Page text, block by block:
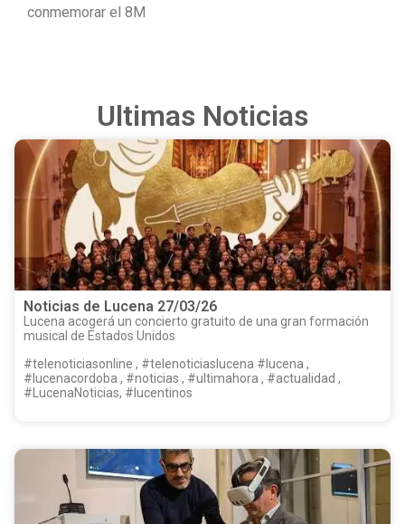
conmemorar el 8M
Ultimas Noticias
Noticias de Lucena 27/03/26
Lucena acogerá un concierto gratuito de una gran formación
musical de Estados Unidos
#telenoticiasonline , #telenoticiaslucena #lucena ,
#lucenacordoba , #noticias , #ultimahora , #actualidad ,
#LucenaNoticias, #lucentinos